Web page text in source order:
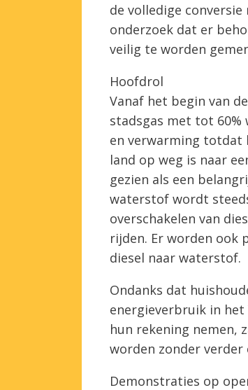
de volledige
onderzoek dat er
veilig te worden
Hoofdrol
Vanaf het begin van
stadsgas met tot
en verwarming totdat
land op weg is naar
gezien als een
waterstof wordt
overschakelen van
rijden. Er worden ook
diesel naar waterstof.
Ondanks dat
energieverbruik in het
hun rekening nemen,
worden zonder verder
Demonstraties op